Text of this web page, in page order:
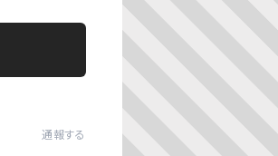
通報する